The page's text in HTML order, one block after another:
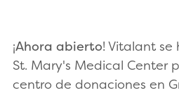
¡Ahora abierto! Vitalant se
St. Mary's Medical Center
centro de donaciones en